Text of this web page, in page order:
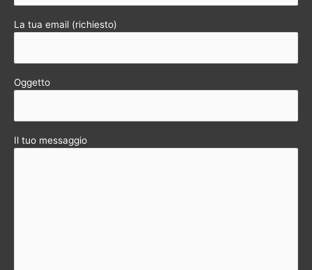
La tua email (richiesto)
Oggetto
Il tuo messaggio